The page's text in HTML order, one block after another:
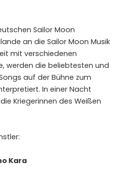
Sailor Moon
an die Sailor Moon Musik
mit verschiedenen
werden die beliebtesten und
auf der Bühne zum
In einer Nacht
Kriegerinnen des Weißen
Kara